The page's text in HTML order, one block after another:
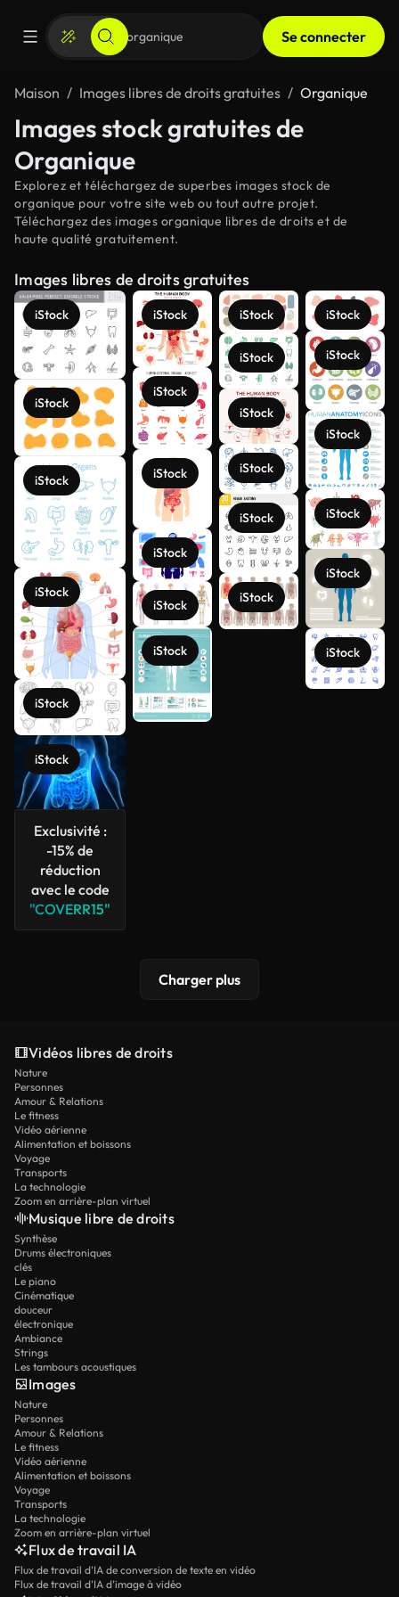
Se connecter
Maison Images libres de droits gratuites Organique
Images stock gratuites de
Organique
Explorez et téléchargez de superbes images stock de
organique pour votre site web ou tout autre projet.
Téléchargez des images organique libres de droits et de
haute qualité gratuitement.
Images libres de droits gratuites
iStock
iStock
iStock
iStock
iStock
iStock
Exclusivité :
-15% de
réduction
avec le code
"COVERR15"
iStock
iStock
iStock
iStock
iStock
iStock
iStock
iStock
iStock
iStock
iStock
iStock
iStock
iStock
iStock
iStock
iStock
iStock
Charger plus
Vidéos libres de droits
Nature
Personnes
Amour & Relations
Le fitness
Vidéo aérienne
Alimentation et boissons
Voyage
Transports
La technologie
Zoom en arrière-plan virtuel
Musique libre de droits
Synthèse
Drums électroniques
clés
Le piano
Cinématique
douceur
électronique
Ambiance
Strings
Les tambours acoustiques
Images
Nature
Personnes
Amour & Relations
Le fitness
Vidéo aérienne
Alimentation et boissons
Voyage
Transports
La technologie
Zoom en arrière-plan virtuel
Flux de travail IA
Flux de travail d’IA de conversion de texte en vidéo
Flux de travail d’IA d’image à vidéo